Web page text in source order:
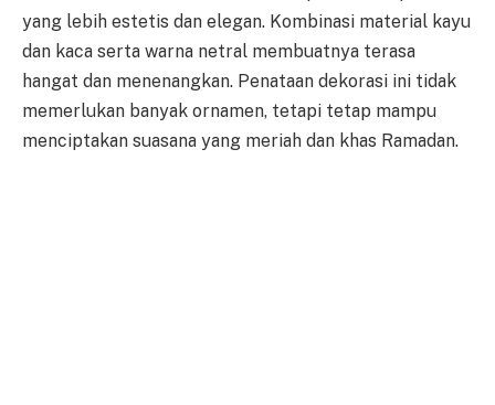
yang lebih estetis dan elegan. Kombinasi material kayu
dan kaca serta warna netral membuatnya terasa
hangat dan menenangkan. Penataan dekorasi ini tidak
memerlukan banyak ornamen, tetapi tetap mampu
menciptakan suasana yang meriah dan khas Ramadan.